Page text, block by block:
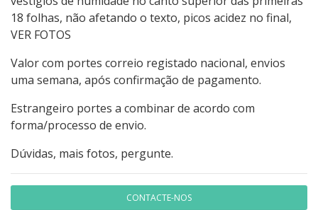
18 folhas, não afetando o texto, picos acidez no final,
VER FOTOS
Valor com portes correio registado nacional, envios
uma semana, após confirmação de pagamento.
Estrangeiro portes a combinar de acordo com
forma/processo de envio.
Dúvidas, mais fotos, pergunte.
CONTACTE-NOS